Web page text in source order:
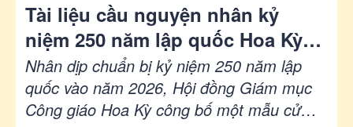
Tài liệu cầu nguyện nhân kỷ
niệm 250 năm lập quốc Hoa Kỳ
chú trọng đến người di dân
Nhân dịp chuẩn bị kỷ niệm 250 năm lập
quốc vào năm 2026, Hội đồng Giám mục
Công giáo Hoa Kỳ công bố một mẫu cử